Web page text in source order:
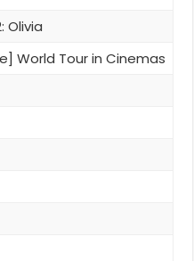
Olivia
World Tour in Cinemas